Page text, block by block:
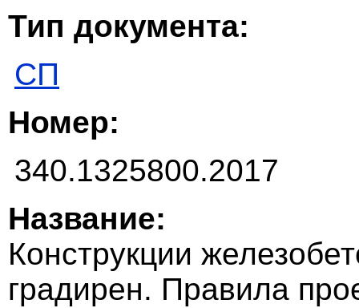
Тип документа:
СП
Номер:
340.1325800.2017
Название:
Конструкции
градирен. Правила